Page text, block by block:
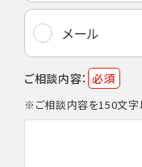
メール
ご相談内容： 必須
※ご相談内容を150文字